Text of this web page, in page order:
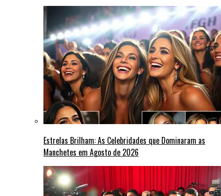
Estrelas Brilham: As Celebridades que Dominaram as
Manchetes em Agosto de 2026